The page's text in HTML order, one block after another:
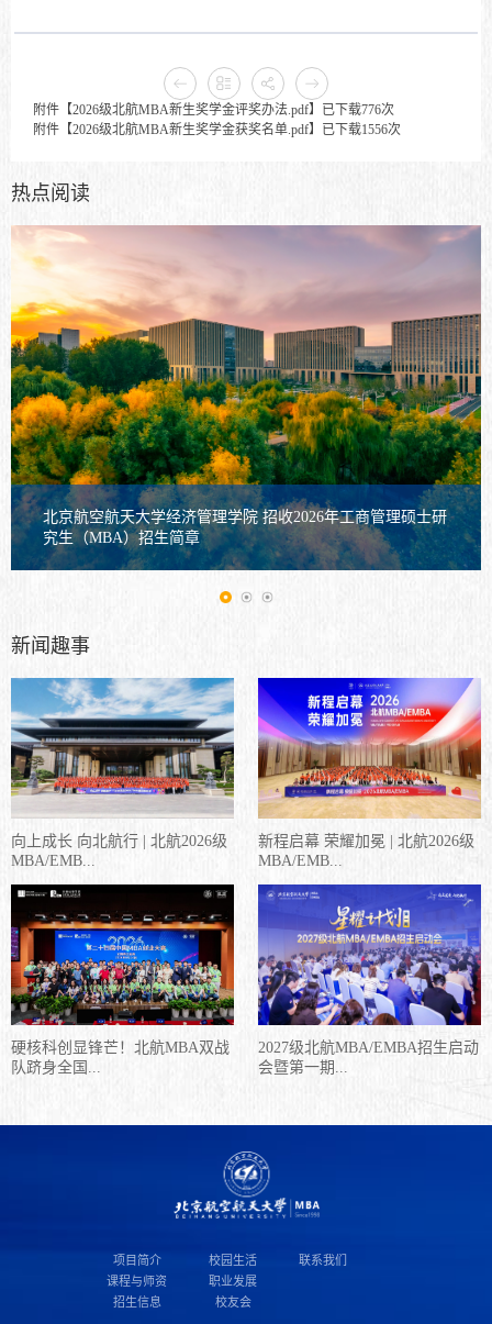
附件【2026级北航MBA新生奖学金评奖办法.pdf】已下载776次
附件【2026级北航MBA新生奖学金获奖名单.pdf】已下载1556次
热点阅读
北京航空航天大学经济管理学院 招收2026年工商管理硕士研
究生（MBA）招生简章
新闻趣事
向上成长 向北航行 | 北航2026级
MBA/EMB...
新程启幕 荣耀加冕 | 北航2026级
MBA/EMB...
硬核科创显锋芒！北航MBA双战
队跻身全国...
2027级北航MBA/EMBA招生启动
会暨第一期...
项目简介
课程与师资
招生信息
校园生活
职业发展
校友会
联系我们